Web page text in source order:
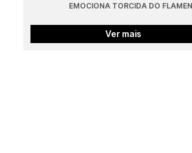
EMOCIONA TORCIDA DO
Ver mais